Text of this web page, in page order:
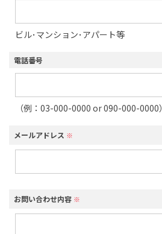
ビル･マンション･アパート等
電話番号
（例：03-000-0000 or 090-000-0000）
メールアドレス ※
お問い合わせ内容 ※